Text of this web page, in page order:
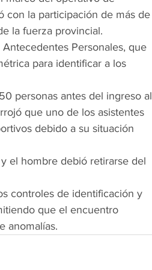
con la participación de más de
la fuerza provincial.
Personales, que
para identificar a los
personas antes del ingreso al
que uno de los asistentes
debido a su situación
el hombre debió retirarse del
controles de identificación y
que el encuentro
anomalías.